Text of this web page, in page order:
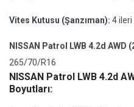
Vites Kutusu (Şanzıman): 4
NISSAN Patrol LWB 4.2d AWD
265/70/R16
NISSAN Patrol LWB 4.2d
Boyutları: